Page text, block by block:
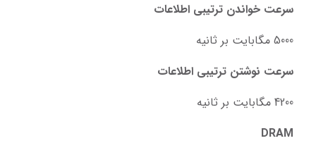
سرعت خواندن ترتیبی اطلاعات
5000 مگابایت بر ثانیه
سرعت نوشتن ترتیبی اطلاعات
4200 مگابایت بر ثانیه
DRAM